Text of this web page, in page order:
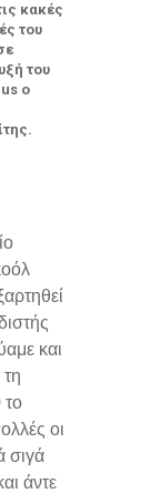
κακές
του
του
ο
και
το
οι
σιγά
άντε